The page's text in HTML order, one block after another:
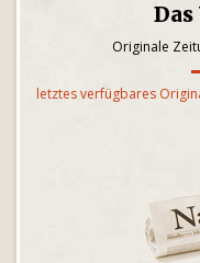
Originale
letztes verfügbares